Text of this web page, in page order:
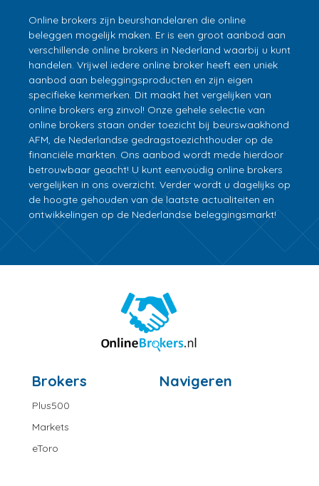
Online brokers zijn beurshandelaren die online
beleggen mogelijk maken. Er is een groot aanbod aan
verschillende online brokers in Nederland waarbij u kunt
handelen. Vrijwel iedere online broker heeft een uniek
aanbod aan beleggingsproducten en zijn eigen
specifieke kenmerken. Dit maakt het vergelijken van
online brokers erg zinvol! Onze gehele selectie van
online brokers staan onder toezicht bij beurswaakhond
AFM, de Nederlandse gedragstoezichthouder op de
financiële markten. Ons aanbod wordt mede hierdoor
betrouwbaar geacht! U kunt eenvoudig online brokers
vergelijken in ons overzicht. Verder wordt u dagelijks op
de hoogte gehouden van de laatste actualiteiten en
ontwikkelingen op de Nederlandse beleggingsmarkt!
Brokers
Plus500
Markets
eToro
Navigeren